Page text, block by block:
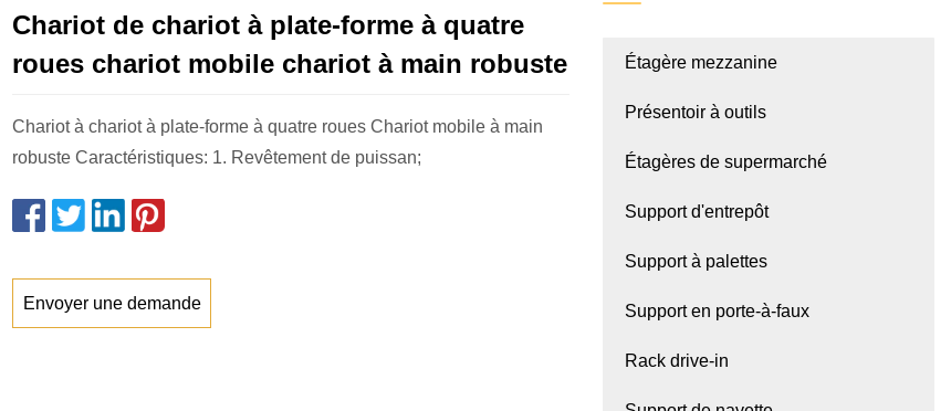
Chariot de chariot à plate-forme à quatre
roues chariot mobile chariot à main robuste
Chariot à chariot à plate-forme à quatre roues Chariot mobile à main
robuste Caractéristiques: 1. Revêtement de puissan;
Envoyer une demande
Étagère mezzanine
Présentoir à outils
Étagères de supermarché
Support d'entrepôt
Support à palettes
Support en porte-à-faux
Rack drive-in